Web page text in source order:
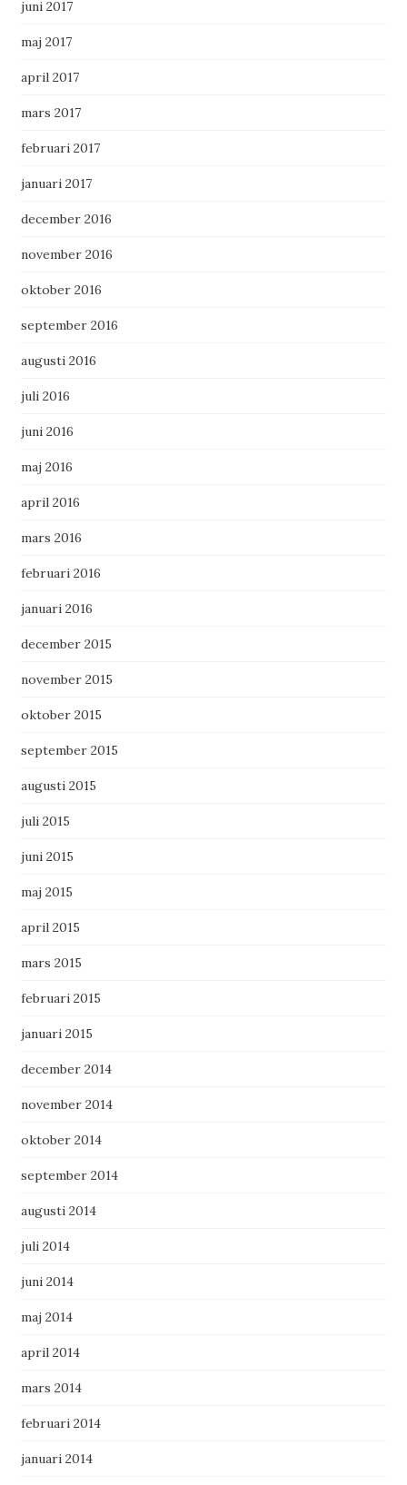
juni 2017
maj 2017
april 2017
mars 2017
februari 2017
januari 2017
december 2016
november 2016
oktober 2016
september 2016
augusti 2016
juli 2016
juni 2016
maj 2016
april 2016
mars 2016
februari 2016
januari 2016
december 2015
november 2015
oktober 2015
september 2015
augusti 2015
juli 2015
juni 2015
maj 2015
april 2015
mars 2015
februari 2015
januari 2015
december 2014
november 2014
oktober 2014
september 2014
augusti 2014
juli 2014
juni 2014
maj 2014
april 2014
mars 2014
februari 2014
januari 2014